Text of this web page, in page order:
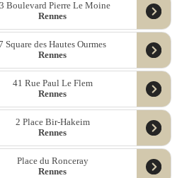
Boulevard Pierre Le Moine
Rennes
Square des Hautes Ourmes
Rennes
41 Rue Paul Le Flem
Rennes
2 Place Bir-Hakeim
Rennes
Place du Ronceray
Rennes